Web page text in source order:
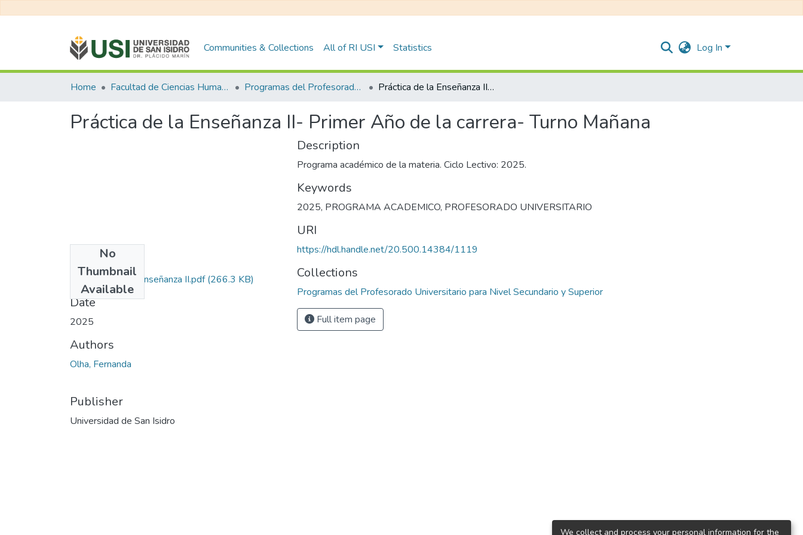
Communities & Collections All of RI USI Statistics Log In
Home Facultad de Ciencias Humanas y Sociales Programas del Profesorado Universitario para Nivel Secundario y Superior Práctica de la Enseñanza II- Primer Año de la carrera- Turno Mañana
Práctica de la Enseñanza II- Primer Año de la carrera- Turno Mañana
No
Thumbnail
Available
Práctica de la enseñanza II.pdf(266.3 KB)
Date
2025
Authors
Olha, Fernanda
Publisher
Universidad de San Isidro
Description
Programa académico de la materia. Ciclo Lectivo: 2025.
Keywords
2025, PROGRAMA ACADEMICO, PROFESORADO UNIVERSITARIO
URI
https://hdl.handle.net/20.500.14384/1119
Collections
Programas del Profesorado Universitario para Nivel Secundario y Superior
Full item page
We collect and process your personal information for the